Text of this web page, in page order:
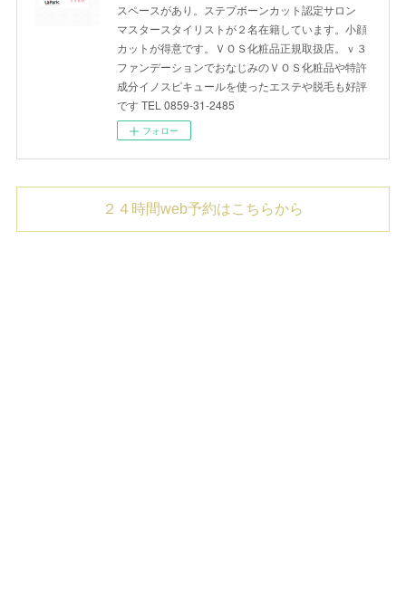
スペースがあり。ステプボーンカット認定サロン
マスタースタイリストが２名在籍しています。小顔
カットが得意です。ＶＯＳ化粧品正規取扱店。ｖ３
ファンデーションでおなじみのＶＯＳ化粧品や特許
成分イノスピキュールを使ったエステや脱毛も好評
です TEL 0859-31-2485
フォロー
２４時間web予約はこちらから